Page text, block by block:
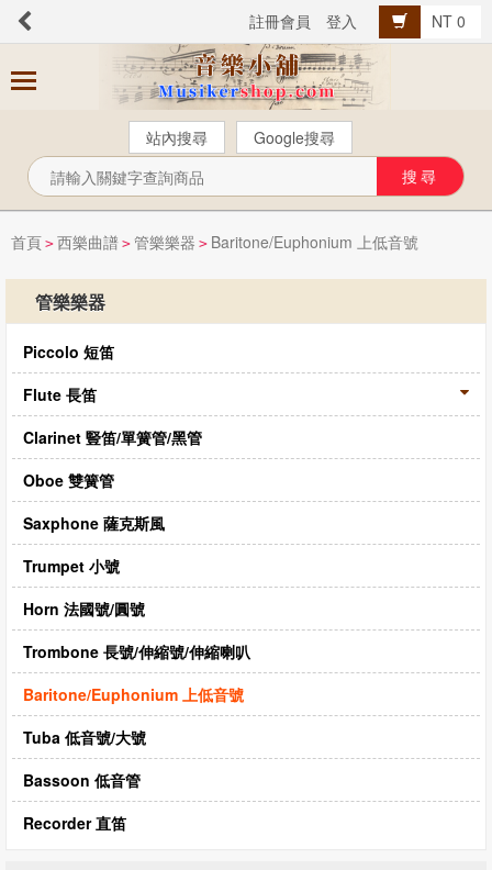
註冊會員 登入 NT 0
站內搜尋 Google搜尋
商
品
芬貝爾【中文版】
西樂曲譜
音樂叢書
Popular流行音樂
音樂考級
教材教具
樂器配件
總譜、樂團譜、爵士樂
禮品專區
出版社
日本樂譜
音樂繪本・故事
114年全國音樂比賽指定曲
中國民樂
首頁 > 西樂曲譜 > 管樂樂器 > Baritone/Euphonium 上低音號
管樂樂器
Piccolo 短笛
Flute 長笛
Clarinet 豎笛/單簧管/黑管
Oboe 雙簧管
Saxphone 薩克斯風
Trumpet 小號
Horn 法國號/圓號
Trombone 長號/伸縮號/伸縮喇叭
Baritone/Euphonium 上低音號
Tuba 低音號/大號
Bassoon 低音管
Recorder 直笛